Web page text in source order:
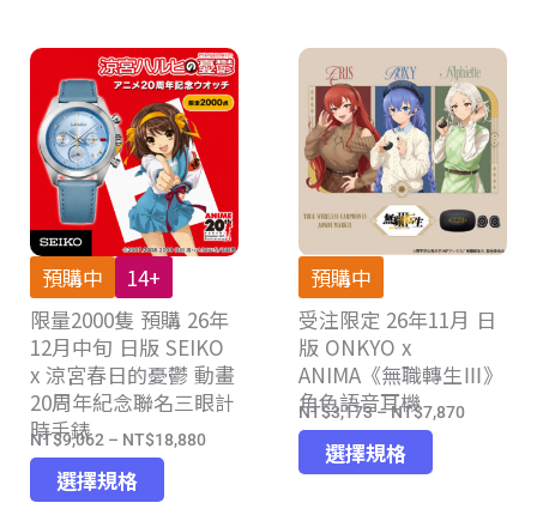
到
NT$7,140
多
種
款
式。
可
在
產
品
面
選
擇
選
項
NT$6,317
到
NT$6,580
有
多
種
款
式。
可
在
產
頁
選
擇
選
項
預購中
14+
限量2000隻 預購 26年
12月中旬 日版 SEIKO
x 涼宮春日的憂鬱 動畫
20周年紀念聯名三眼計
時手錶
NT$9,062 – NT$18,880價
選擇規格
產
預購中
受注限定 26年11月 日
版 ONKYO x
ANIMA《無職轉生Ⅲ》
角色語音耳機
NT$3,173 –NT$7,870價
選擇規格
產